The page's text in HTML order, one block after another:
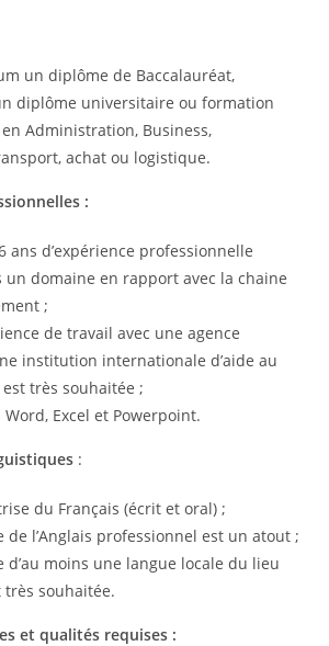
un diplôme de Baccalauréat,
diplôme universitaire ou formation
Administration, Business,
achat ou logistique.
:
ans d’expérience professionnelle
domaine en rapport avec la chaine
;
de travail avec une agence
institution internationale d’aide au
très souhaitée ;
Excel et Powerpoint.
:
du Français (écrit et oral) ;
de l’Anglais professionnel est un atout ;
d’au moins une langue locale du lieu
très souhaitée.
et qualités requises :